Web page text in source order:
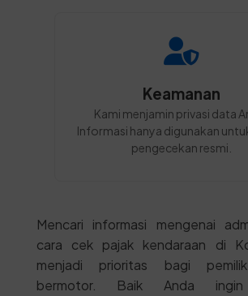
Keamanan
Kami menjamin privasi data
Informasi hanya digunakan
pengecekan resmi.
Mencari informasi mengenai
cara cek pajak kendaraan di
menjadi prioritas bagi
bermotor. Baik Anda ingin